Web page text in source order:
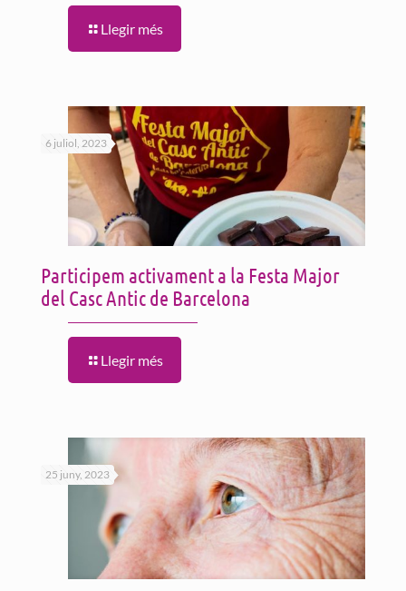
Llegir més
6 juliol, 2023
Participem activament a la Festa Major
del Casc Antic de Barcelona
Llegir més
25 juny, 2023